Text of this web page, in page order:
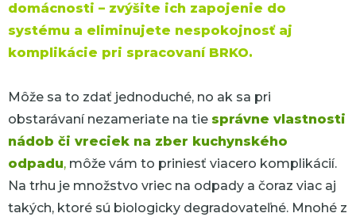
domácnosti – zvýšite ich zapojenie do
systému a eliminujete nespokojnosť aj
komplikácie pri spracovaní BRKO.
Môže sa to zdať jednoduché, no ak sa pri
obstarávaní nezameriate na tie správne vlastnosti
nádob či vreciek na zber kuchynského
odpadu, môže vám to priniesť viacero komplikácií.
Na trhu je množstvo vriec na odpady a čoraz viac aj
takých, ktoré sú biologicky degradovateľné. Mnohé z